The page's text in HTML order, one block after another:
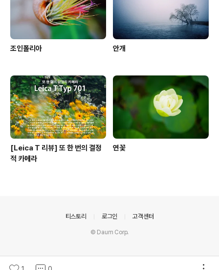
조인폴리아 안개
[Leica T 리뷰] 또 한 번의 결정
적 카메라
연꽃
티스토리 로그인 고객센터
© Daum Corp.